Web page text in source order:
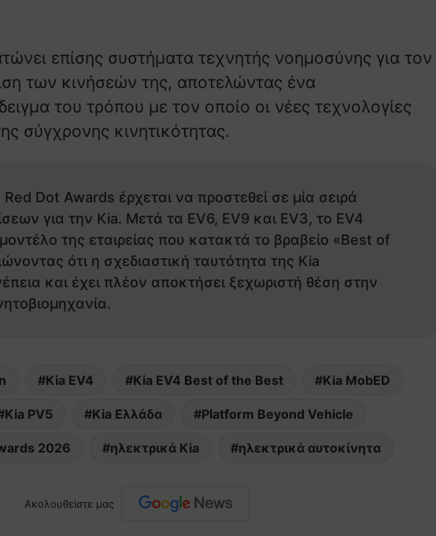
επίσης συστήματα τεχνητής νοημοσύνης για τον
των κινήσεών της, αποτελώντας ένα
του τρόπου με τον οποίο οι νέες τεχνολογίες
σύγχρονης κινητικότητας.
Dot Awards έρχεται να προστεθεί σε μία σειρά
για την Kia. Μετά τα EV6, EV9 και EV3, το EV4
μοντέλο της εταιρείας που κατακτά το βραβείο «Best of
ότι η σχεδιαστική ταυτότητα της Kia
και έχει πλέον αποκτήσει ξεχωριστή θέση στην
Kia EV4 Kia EV4 Best of the Best Kia MobED
Kia PV5 Kia Ελλάδα Platform Beyond Vehicle
2026 ηλεκτρικά Kia ηλεκτρικά αυτοκίνητα
Ακολουθείστε μας